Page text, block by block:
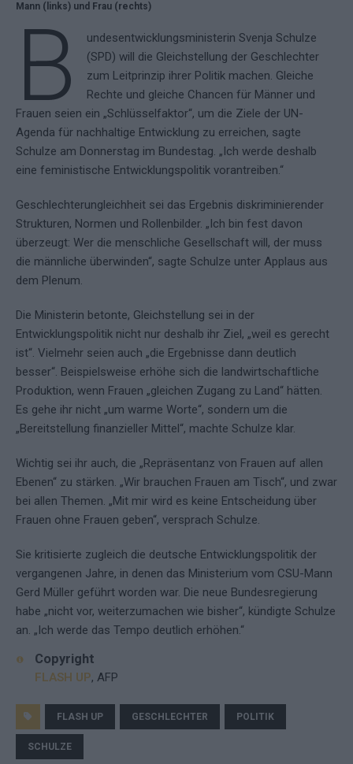
Mann (links) und Frau (rechts)
B
undesentwicklungsministerin Svenja Schulze
(SPD) will die Gleichstellung der Geschlechter
zum Leitprinzip ihrer Politik machen. Gleiche
Rechte und gleiche Chancen für Männer und
Frauen seien ein „Schlüsselfaktor“, um die Ziele der UN-
Agenda für nachhaltige Entwicklung zu erreichen, sagte
Schulze am Donnerstag im Bundestag. „Ich werde deshalb
eine feministische Entwicklungspolitik vorantreiben.“
Geschlechterungleichheit sei das Ergebnis diskriminierender
Strukturen, Normen und Rollenbilder. „Ich bin fest davon
überzeugt: Wer die menschliche Gesellschaft will, der muss
die männliche überwinden“, sagte Schulze unter Applaus aus
dem Plenum.
Die Ministerin betonte, Gleichstellung sei in der
Entwicklungspolitik nicht nur deshalb ihr Ziel, „weil es gerecht
ist“. Vielmehr seien auch „die Ergebnisse dann deutlich
besser“. Beispielsweise erhöhe sich die landwirtschaftliche
Produktion, wenn Frauen „gleichen Zugang zu Land“ hätten.
Es gehe ihr nicht „um warme Worte“, sondern um die
„Bereitstellung finanzieller Mittel“, machte Schulze klar.
Wichtig sei ihr auch, die „Repräsentanz von Frauen auf allen
Ebenen“ zu stärken. „Wir brauchen Frauen am Tisch“, und zwar
bei allen Themen. „Mit mir wird es keine Entscheidung über
Frauen ohne Frauen geben“, versprach Schulze.
Sie kritisierte zugleich die deutsche Entwicklungspolitik der
vergangenen Jahre, in denen das Ministerium vom CSU-Mann
Gerd Müller geführt worden war. Die neue Bundesregierung
habe „nicht vor, weiterzumachen wie bisher“, kündigte Schulze
an. „Ich werde das Tempo deutlich erhöhen.“
Copyright
FLASH UP, AFP
FLASH UP GESCHLECHTER POLITIK
SCHULZE